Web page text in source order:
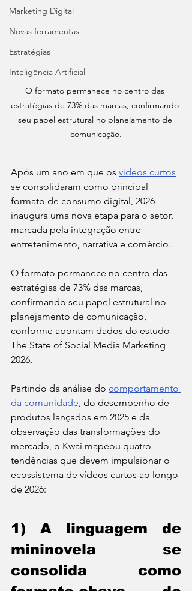
Marketing Digital
Novas ferramentas
Estratégias
Inteligência Artificial
O formato permanece no centro das
estratégias de 73% das marcas, confirmando
seu papel estrutural no planejamento de
comunicação.
Após um ano em que os vídeos curtos
se consolidaram como principal
formato de consumo digital, 2026
inaugura uma nova etapa para o setor,
marcada pela integração entre
entretenimento, narrativa e comércio.
O formato permanece no centro das
estratégias de 73% das marcas,
confirmando seu papel estrutural no
planejamento de comunicação,
conforme apontam dados do estudo
The State of Social Media Marketing
2026,
Partindo da análise do comportamento
da comunidade, do desempenho de
produtos lançados em 2025 e da
observação das transformações do
mercado, o Kwai mapeou quatro
tendências que devem impulsionar o
ecossistema de vídeos curtos ao longo
de 2026:
1) A linguagem de
mininovela se
consolida como